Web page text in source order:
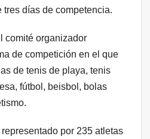
tres días de competencia.
comité organizador
de competición en el que
de tenis de playa, tenis
fútbol, beisbol, bolas
por 235 atletas